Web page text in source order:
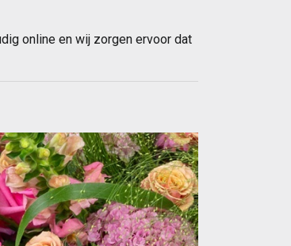
online en wij zorgen ervoor dat